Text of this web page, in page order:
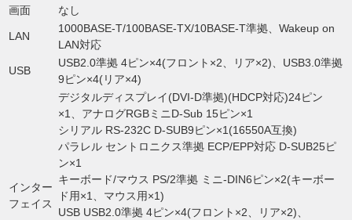
画面 なし
LAN
1000BASE-T/100BASE-TX/10BASE-T準拠、Wakeup on
LAN対応
USB
USB2.0準拠 4ピン×4(フロント×2、リア×2)、USB3.0準拠
9ピン×4(リア×4)
インター
フェイス
デジタルディスプレイ(DVI-D準拠)(HDCP対応)24ピン
×1、アナログRGBミニD-Sub 15ピン×1
シリアル RS-232C D-SUB9ピン×1(16550A互換)
パラレル セントロニクス準拠 ECP/EPP対応 D-SUB25ピ
ン×1
キーボード/マウス PS/2準拠 ミニ-DIN6ピン×2(キーボー
ド用×1、マウス用×1)
USB USB2.0準拠 4ピン×4(フロント×2、リア×2)、